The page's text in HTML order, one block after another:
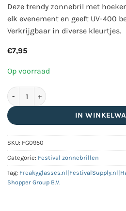
Deze trendy zonnebril met
elk evenement en geeft UV-400
Verkrijgbaar in diverse kleurtjes.
€7,95
Op voorraad
Festival zonnebril | gold green aantal
IN
SKU: FG0950
Categorie: Festival zonnebrillen
Tag:
Shopper Group B.V.